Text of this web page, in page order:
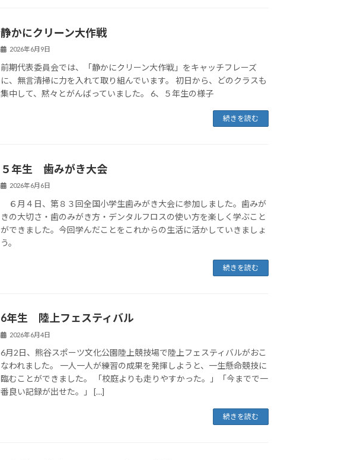
静かにクリーン大作戦
2026年6月9日
前期代表委員会では、「静かにクリーン大作戦」をキャッチフレーズ
に、無言清掃に力を入れて取り組んでいます。 初日から、どのクラスも
集中して、黙々とがんばっていました。 6、５年生の様子
続きを読む
５年生 歯みがき大会
2026年6月6日
６月４日、第８３回全国小学生歯みがき大会に参加しました。歯みが
きの大切さ・歯のみがき方・デンタルフロスの使い方を楽しく学ぶこと
ができました。今回学んだことをこれからの生活に活かしていきましょ
う。
続きを読む
6年生 陸上フェスティバル
2026年6月4日
6月2日、熊谷スポーツ文化公園陸上競技場で陸上フェスティバルがおこ
なわれました。 一人一人が練習の成果を発揮しようと、一生懸命競技に
臨むことができました。 「校庭よりも走りやすかった。」「今までで一
番良い記録が出せた。」 […]
続きを読む